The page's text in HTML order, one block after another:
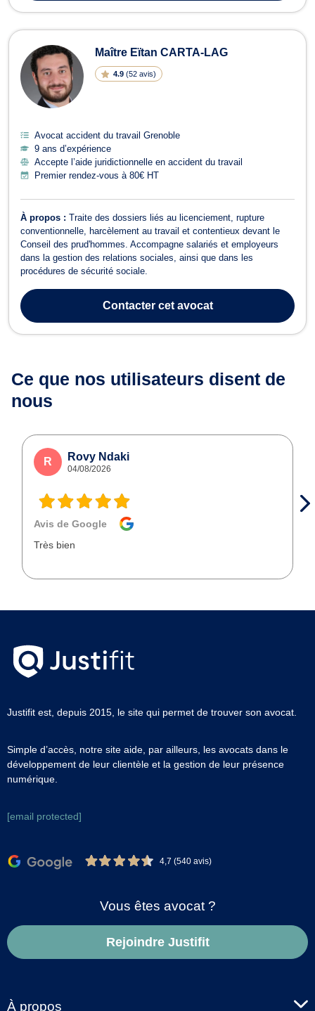
Maître Eïtan CARTA-LAG
4.9 (52 avis)
Avocat accident du travail Grenoble
9 ans d’expérience
Accepte l’aide juridictionnelle en accident du travail
Premier rendez-vous à 80€ HT
À propos : Traite des dossiers liés au licenciement, rupture
conventionnelle, harcèlement au travail et contentieux devant le
Conseil des prud'hommes. Accompagne salariés et employeurs
dans la gestion des relations sociales, ainsi que dans les
procédures de sécurité sociale.
Contactercet avocat
Ce que nos utilisateurs disent de
nous
R Rovy Ndaki
04/08/2026
Avis de Google
Très bien
Justifit est, depuis 2015, le site qui permet de trouver son avocat.
Simple d’accès, notre site aide, par ailleurs, les avocats dans le
développement de leur clientèle et la gestion de leur présence
numérique.
[email protected]
4,7 (540 avis)
Vous êtes avocat ?
Rejoindre Justifit
À propos